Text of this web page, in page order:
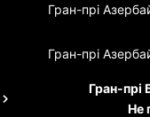
Гран-прі
Гран-прі
Гран-прі
Не